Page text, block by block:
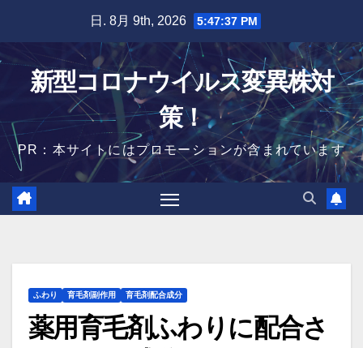
content
日. 8月 9th, 2026 5:47:38 PM
新型コロナウイルス変異株対
策！
PR：本サイトにはプロモーションが含まれています
ふわり 育毛剤副作用 育毛剤配合成分
薬用育毛剤ふわりに配合さ